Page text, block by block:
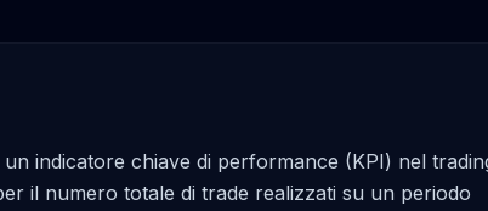
indicatore chiave di performance (KPI) nel
il numero totale di trade realizzati su un periodo